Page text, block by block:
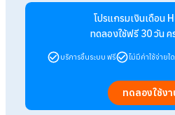
สรุปโปรแกรมบริหารง
การแก้ปัญหาเอกสารงา
ในยุคที่โลกมีการเปลี่ยนแปลงอ
จึงต้องอาศัยเทคโนโลยีในการ
กัน การใช้ โปรแกรมบริหารงาน